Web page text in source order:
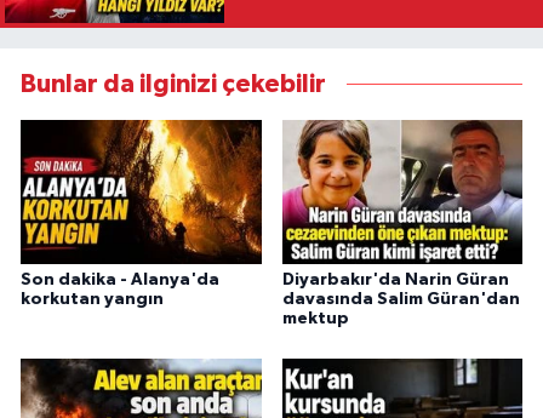
Bunlar da ilginizi çekebilir
Son dakika - Alanya'da
korkutan yangın
Diyarbakır'da Narin Güran
davasında Salim Güran'dan
mektup